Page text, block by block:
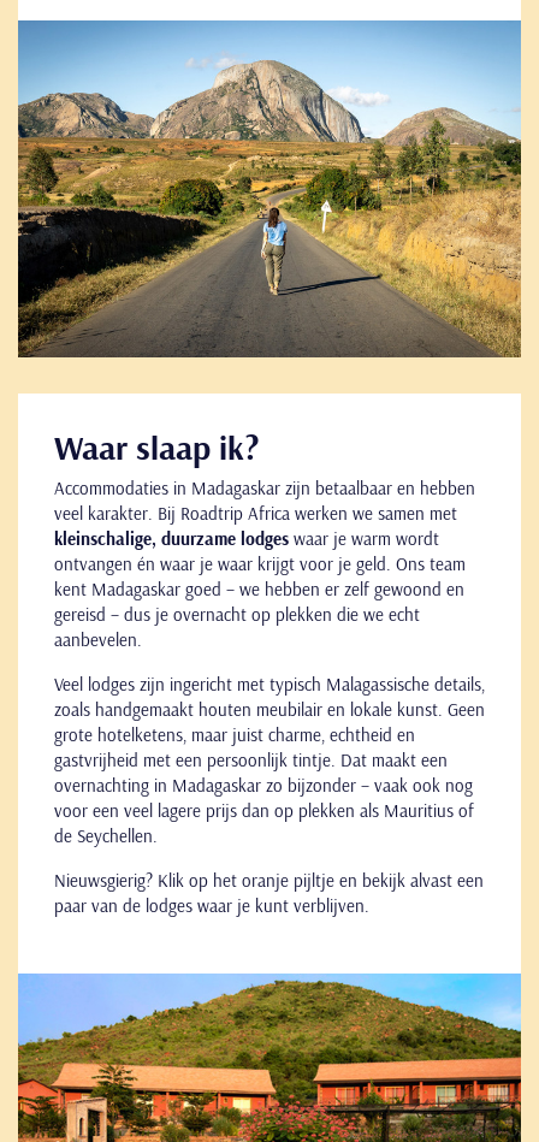
Waar slaap ik?
Accommodaties in Madagaskar zijn betaalbaar en hebben
veel karakter. Bij Roadtrip Africa werken we samen met
kleinschalige, duurzame lodges waar je warm wordt
ontvangen én waar je waar krijgt voor je geld. Ons team
kent Madagaskar goed – we hebben er zelf gewoond en
gereisd – dus je overnacht op plekken die we echt
aanbevelen.
Veel lodges zijn ingericht met typisch Malagassische details,
zoals handgemaakt houten meubilair en lokale kunst. Geen
grote hotelketens, maar juist charme, echtheid en
gastvrijheid met een persoonlijk tintje. Dat maakt een
overnachting in Madagaskar zo bijzonder – vaak ook nog
voor een veel lagere prijs dan op plekken als Mauritius of
de Seychellen.
Nieuwsgierig? Klik op het oranje pijltje en bekijk alvast een
paar van de lodges waar je kunt verblijven.